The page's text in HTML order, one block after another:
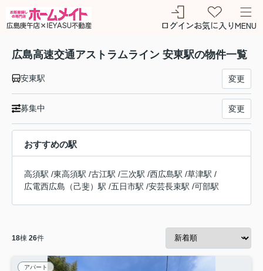
ログインお気に入りMENU
広島高速交通アストラムライン 安東駅の物件一覧
安東駅 変更
募集中 変更
おすすめの駅
高須駅 /東高須駅 /古江駅 /三次駅 /西広島駅 /草津駅 /
広電西広島（己斐）駅 /五日市駅 /安芸長束駅 /可部駅
18棟 26件
アパート